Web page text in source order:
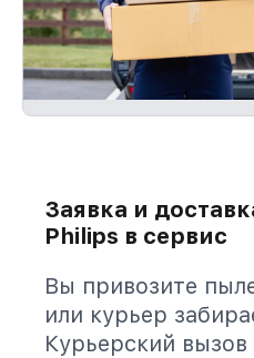
Заявка и
Philips в сервис
Вы привозите
или курьер
Курьерский